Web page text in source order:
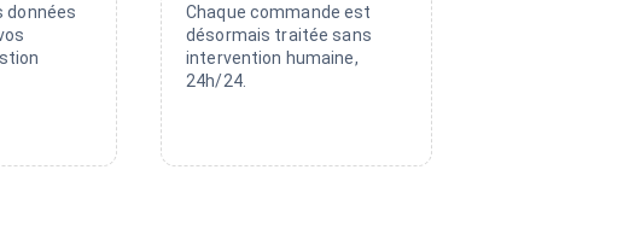
données
Chaque commande est
désormais traitée sans
intervention humaine,
24h/24.